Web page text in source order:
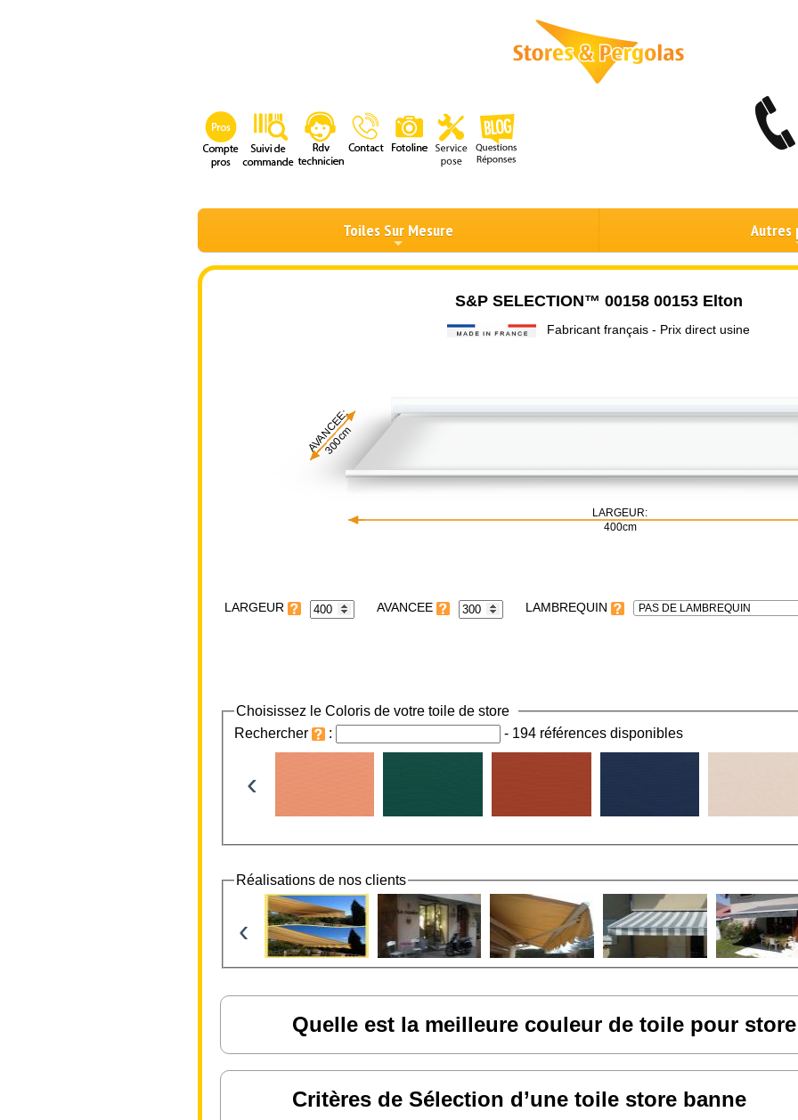
Toiles Sur Mesure Autres
S&P SELECTION™ 00158 00153 Elton
Fabricant français - Prix direct usine
LARGEUR:
400cm
AVANCEE:
300cm
LARGEUR LAMBREQUIN PAS DE LAMBREQUIN
Choisissez le Coloris de votre toile de store
Rechercher
: - 194 références disponibles
‹
Réalisations de nos clients
‹
Quelle est la meilleure couleur de toile pour
Critères de Sélection d’une toile store banne